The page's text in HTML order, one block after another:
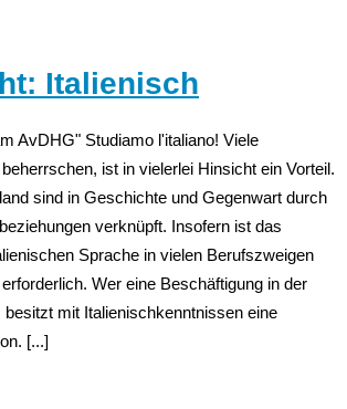
Italienisch
AvDHG" Studiamo l'italiano! Viele
ist in vielerlei Hinsicht ein Vorteil.
sind in Geschichte und Gegenwart durch
verknüpft. Insofern ist das
Sprache in vielen Berufszweigen
Wer eine Beschäftigung in der
mit Italienischkenntnissen eine
[...]